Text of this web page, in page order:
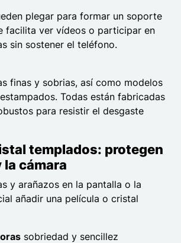
plegar para formar un soporte
facilita ver vídeos o participar en
sin sostener el teléfono.
finas y sobrias, así como modelos
Todas están fabricadas
para resistir el desgaste
templados: protegen
la cámara
y arañazos en la pantalla o la
añadir una película o cristal
sobriedad y sencillez